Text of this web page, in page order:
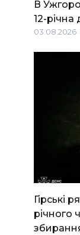
В
12-річна
03.08.2026
Гірські
річного